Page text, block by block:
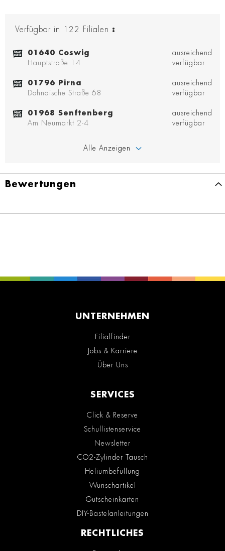
Verfügbar in 122 Filialen :
01640 Coswig
Hauptstraße 14
ausreichend
verfügbar
01796 Pirna
Dohnaische Straße 68
ausreichend
verfügbar
01968 Senftenberg
Am Neumarkt 2-4
ausreichend
verfügbar
Alle Anzeigen
Bewertungen
UNTERNEHMEN
Filialfinder
Jobs & Karriere
Über Uns
SERVICES
Click & Reserve
Schullistenservice
Newsletter
CO2-Zylinder Tausch
Heliumbefüllung
Wunschartikel
Gutscheinkarten
DIY-Bastelanleitungen
RECHTLICHES